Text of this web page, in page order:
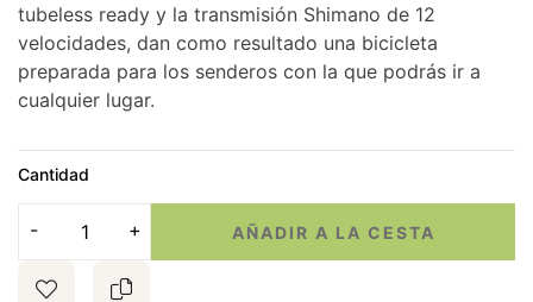
tubeless ready y la transmisión Shimano de 12
velocidades, dan como resultado una bicicleta
preparada para los senderos con la que podrás ir a
cualquier lugar.
Cantidad
AÑADIR A LA CESTA